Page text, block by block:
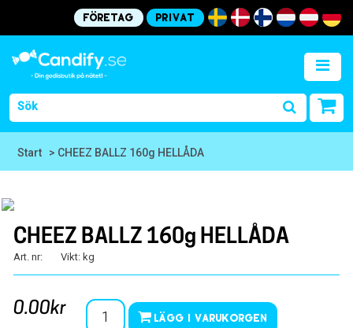
Företag Privat
Start > CHEEZ BALLZ 160g HELLÅDA
CHEEZ BALLZ 160g HELLÅDA
Art. nr: Vikt: kg
0.00kr
Lägg i varukorgen